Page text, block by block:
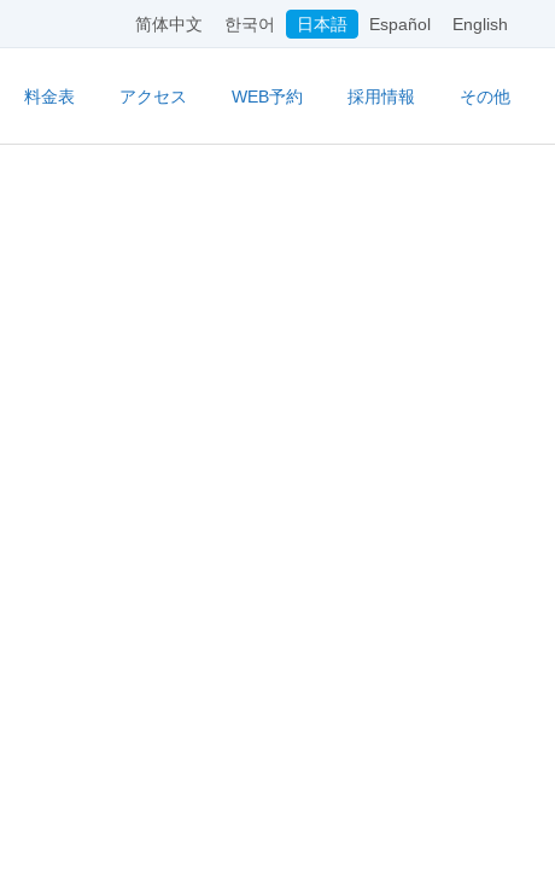
简体中文 한국어 日本語 Español English
料金表 アクセス WEB予約 採用情報 その他